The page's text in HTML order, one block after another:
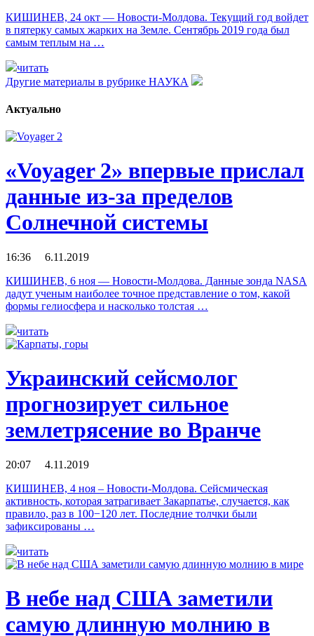
КИШИНЕВ, 24 окт — Новости-Молдова. Текущий год войдет
в пятерку самых жарких на Земле. Сентябрь 2019 года был
самым теплым на …
читать
Другие материалы в рубрике НАУКА
Актуально
«Voyager 2» впервые прислал
данные из-за пределов
Солнечной системы
16:36 6.11.2019
КИШИНЕВ, 6 ноя — Новости-Молдова. Данные зонда NASA
дадут ученым наиболее точное представление о том, какой
формы гелиосфера и насколько толстая …
читать
Украинский сейсмолог
прогнозирует сильное
землетрясение во Вранче
20:07 4.11.2019
КИШИНЕВ, 4 ноя – Новости-Молдова. Сейсмическая
активность, которая затрагивает Закарпатье, случается, как
правило, раз в 100−120 лет. Последние толчки были
зафиксированы …
читать
В небе над США заметили
самую длинную молнию в